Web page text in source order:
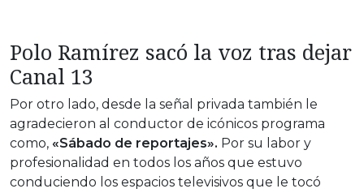
Polo Ramírez sacó la voz tras dejar
Canal 13
Por otro lado, desde la señal privada también le
agradecieron al conductor de icónicos programa
como, «Sábado de reportajes». Por su labor y
profesionalidad en todos los años que estuvo
conduciendo los espacios televisivos que le tocó